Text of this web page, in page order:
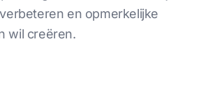
en opmerkelijke
wil creëren.